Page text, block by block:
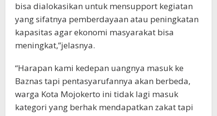
bisa dialokasikan untuk mensupport kegiatan
yang sifatnya pemberdayaan atau peningkatan
kapasitas agar ekonomi masyarakat bisa
meningkat,”jelasnya.
“Harapan kami kedepan uangnya masuk ke
Baznas tapi pentasyarufannya akan berbeda,
warga Kota Mojokerto ini tidak lagi masuk
kategori yang berhak mendapatkan zakat tapi